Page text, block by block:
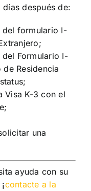
después de:
del formulario I-
Formulario I-
Residencia
Visa K-3 con el
una
ayuda con su
contacte a la